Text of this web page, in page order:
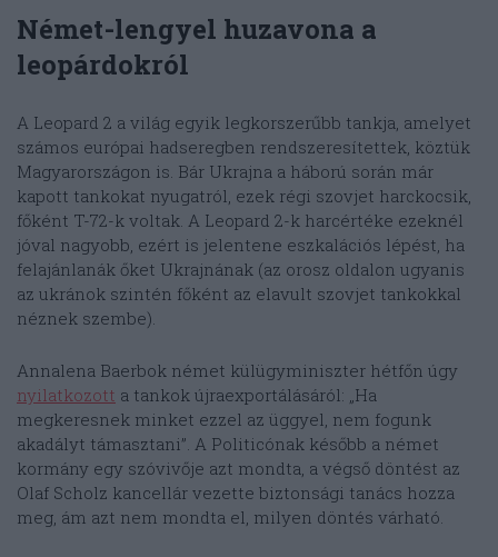
Német-lengyel huzavona a
leopárdokról
A Leopard 2 a világ egyik legkorszerűbb tankja, amelyet
számos európai hadseregben rendszeresítettek, köztük
Magyarországon is. Bár Ukrajna a háború során már
kapott tankokat nyugatról, ezek régi szovjet harckocsik,
főként T-72-k voltak. A Leopard 2-k harcértéke ezeknél
jóval nagyobb, ezért is jelentene eszkalációs lépést, ha
felajánlanák őket Ukrajnának (az orosz oldalon ugyanis
az ukránok szintén főként az elavult szovjet tankokkal
néznek szembe).
Annalena Baerbok német külügyminiszter hétfőn úgy
nyilatkozott a tankok újraexportálásáról: „Ha
megkeresnek minket ezzel az üggyel, nem fogunk
akadályt támasztani”. A Politicónak később a német
kormány egy szóvivője azt mondta, a végső döntést az
Olaf Scholz kancellár vezette biztonsági tanács hozza
meg, ám azt nem mondta el, milyen döntés várható.